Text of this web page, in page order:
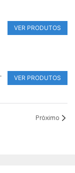
VER PRODUTOS
VER PRODUTOS
Próximo